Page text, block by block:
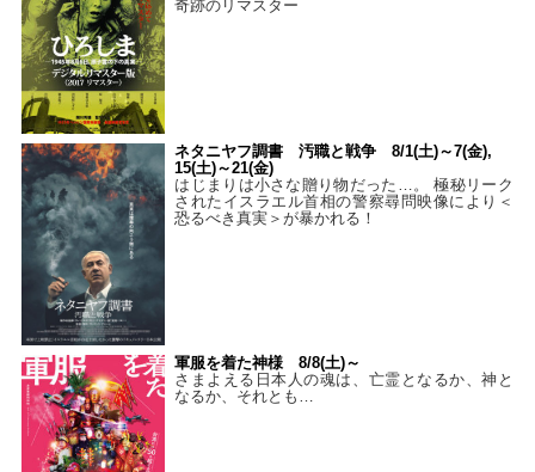
奇跡のリマスター
ネタニヤフ調書 汚職と戦争 8/1(土)～7(金),
15(土)～21(金)
はじまりは小さな贈り物だった…。 極秘リーク
されたイスラエル首相の警察尋問映像により＜
恐るべき真実＞が暴かれる！
軍服を着た神様 8/8(土)～
さまよえる日本人の魂は、亡霊となるか、神と
なるか、それとも…